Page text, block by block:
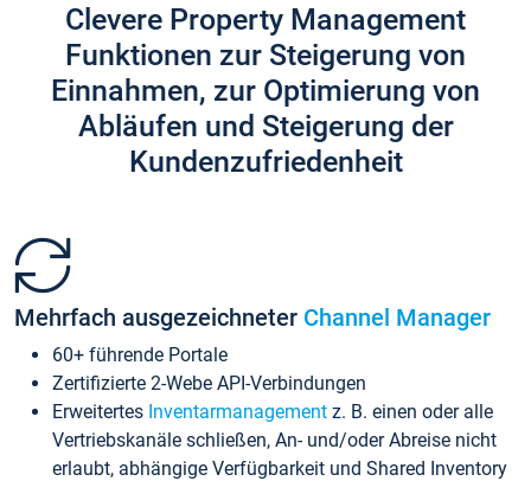
Clevere Property Management
Funktionen zur Steigerung von
Einnahmen, zur Optimierung von
Abläufen und Steigerung der
Kundenzufriedenheit
Mehrfach ausgezeichneter Channel Manager
60+ führende Portale
Zertifizierte 2-Webe API-Verbindungen
Erweitertes Inventarmanagement z. B. einen oder alle
Vertriebskanäle schließen, An- und/oder Abreise nicht
erlaubt, abhängige Verfügbarkeit und Shared Inventory